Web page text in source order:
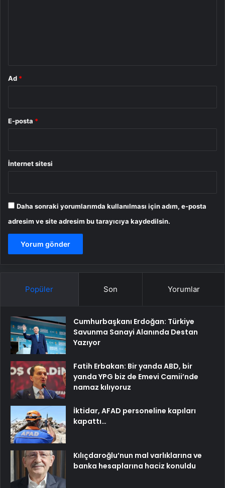
Ad *
E-posta *
İnternet sitesi
Daha sonraki yorumlarımda kullanılması için adım, e-posta
adresim ve site adresim bu tarayıcıya kaydedilsin.
Popüler Son Yorumlar
Cumhurbaşkanı Erdoğan: Türkiye
Savunma Sanayi Alanında Destan
Yazıyor
Fatih Erbakan: Bir yanda ABD, bir
yanda YPG biz de Emevi Camii’nde
namaz kılıyoruz
İktidar, AFAD personeline kapıları
kapattı…
Kılıçdaroğlu’nun mal varlıklarına ve
banka hesaplarına haciz konuldu